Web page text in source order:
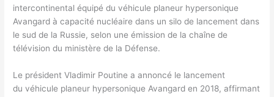
intercontinental équipé du véhicule planeur hypersonique
Avangard à capacité nucléaire dans un silo de lancement dans
le sud de la Russie, selon une émission de la chaîne de
télévision du ministère de la Défense.
Le président Vladimir Poutine a annoncé le lancement
du véhicule planeur hypersonique Avangard en 2018, affirmant